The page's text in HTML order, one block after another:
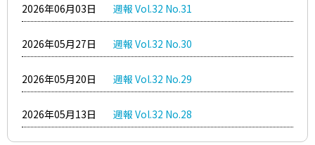
2026年06月03日 週報 Vol.32 No.31
2026年05月27日 週報 Vol.32 No.30
2026年05月20日 週報 Vol.32 No.29
2026年05月13日 週報 Vol.32 No.28